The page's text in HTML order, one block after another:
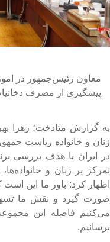
معاون رئیس‌جمهور در
پیشگیری از مصرف
گزارش متادخت؛ زهرا
و خانواده ریاست
ایران با هدف بررسی
بر زنان و
کرد: باور ما این است
گیرد و نقش ما
فاصله این